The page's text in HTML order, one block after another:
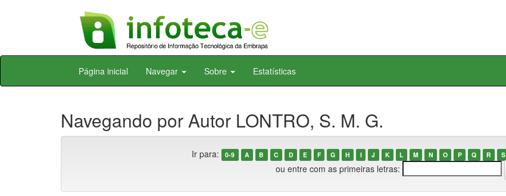
Skip
Página inicial Navegar Sobre Estatísticas
Navegando por Autor LONTRO, S. M. G.
Ir para: 0-9 A B C D E F G H I J K L M N O P Q R S
ou entre com as primeiras letras: